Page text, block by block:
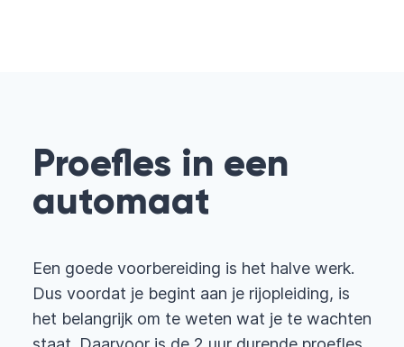
Proefles in een
automaat
Een goede voorbereiding is het halve werk.
Dus voordat je begint aan je rijopleiding, is
het belangrijk om te weten wat je te wachten